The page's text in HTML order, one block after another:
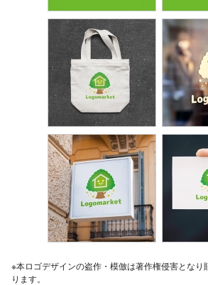
※本ロゴデザインの盗作・模倣は著作権侵害となり
ります。